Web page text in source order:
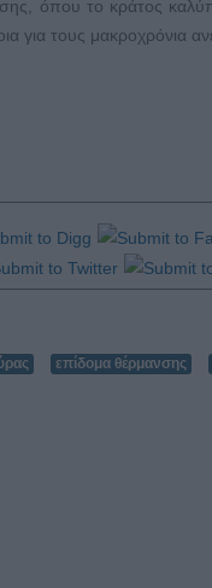
όπου το κράτος
για τους μακροχρόνια
επίδομα θέρμανσης